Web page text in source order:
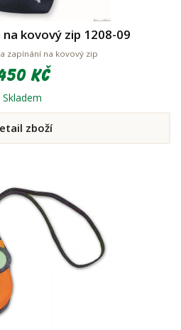
kovový zip 1208-09
zapínání na kovový zip
Kč
Skladem
zboží